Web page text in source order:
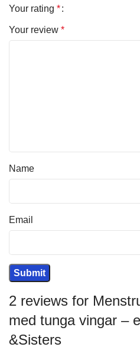
2 reviews for
med tunga vingar –
&Sisters
Your rating *
Your review *
Name
Email